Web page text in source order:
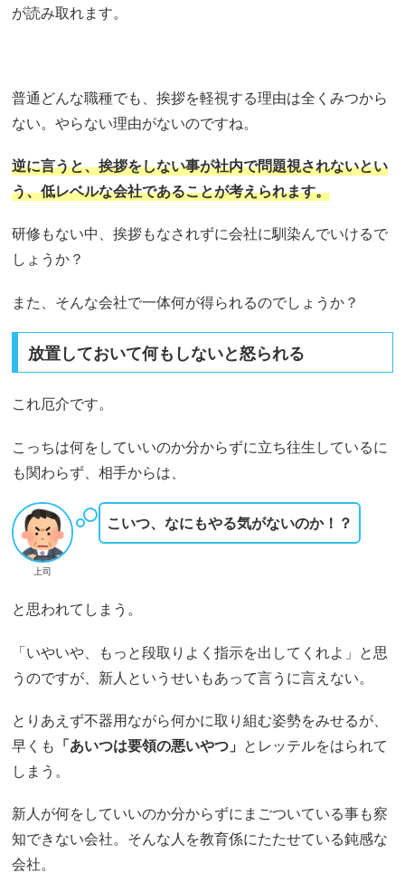
が読み取れます。
普通どんな職種でも、挨拶を軽視する理由は全くみつから
ない。やらない理由がないのですね。
逆に言うと、挨拶をしない事が社内で問題視されないとい
う、低レベルな会社であることが考えられます。
研修もない中、挨拶もなされずに会社に馴染んでいけるで
しょうか？
また、そんな会社で一体何が得られるのでしょうか？
放置しておいて何もしないと怒られる
これ厄介です。
こっちは何をしていいのか分からずに立ち往生しているに
も関わらず、相手からは、
上司
こいつ、なにもやる気がないのか！？
と思われてしまう。
「いやいや、もっと段取りよく指示を出してくれよ」と思
うのですが、新人というせいもあって言うに言えない。
とりあえず不器用ながら何かに取り組む姿勢をみせるが、
早くも 「あいつは要領の悪いやつ」 とレッテルをはられて
しまう。
新人が何をしていいのか分からずにまごついている事も察
知できない会社。そんな人を教育係にたたせている鈍感な
会社。